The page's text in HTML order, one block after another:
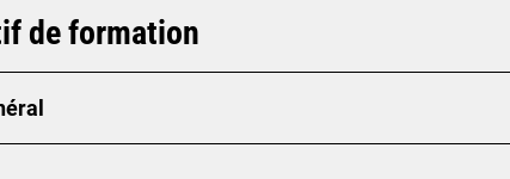
de formation